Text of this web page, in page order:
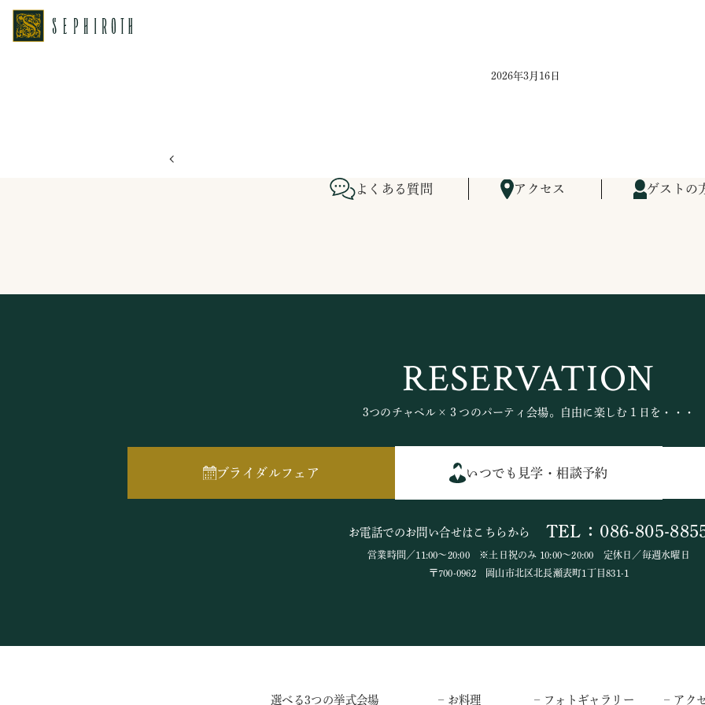
2026年3月16日
よくある質問 アクセス ゲストの
RESERVATION
3つのチャペル×３つのパーティ会場。自由に楽しむ１日を・・・
ブライダルフェア いつでも見学・相談予約
お電話でのお問い合せはこちらから TEL：086-805-
営業時間／11:00～20:00 ※土日祝のみ 10:00～20:00 定休日／毎週水曜日
〒700-0962 岡山市北区北長瀬表町1丁目831-1
選べる3つの挙式会場 – お料理 – フォトギャラリー – アク